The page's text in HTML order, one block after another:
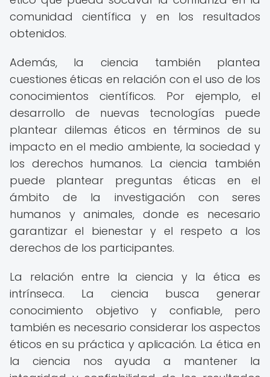
comunidad científica y en los resultados
obtenidos.
Además, la ciencia también plantea
cuestiones éticas en relación con el uso de los
conocimientos científicos. Por ejemplo, el
desarrollo de nuevas tecnologías puede
plantear dilemas éticos en términos de su
impacto en el medio ambiente, la sociedad y
los derechos humanos. La ciencia también
puede plantear preguntas éticas en el
ámbito de la investigación con seres
humanos y animales, donde es necesario
garantizar el bienestar y el respeto a los
derechos de los participantes.
La relación entre la ciencia y la ética es
intrínseca. La ciencia busca generar
conocimiento objetivo y confiable, pero
también es necesario considerar los aspectos
éticos en su práctica y aplicación. La ética en
la ciencia nos ayuda a mantener la